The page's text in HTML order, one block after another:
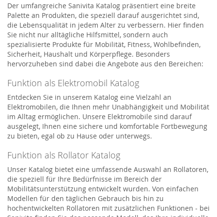
Der umfangreiche Sanivita Katalog präsentiert eine breite
Palette an Produkten, die speziell darauf ausgerichtet sind,
die Lebensqualität in jedem Alter zu verbessern. Hier finden
Sie nicht nur alltägliche Hilfsmittel, sondern auch
spezialisierte Produkte für Mobilität, Fitness, Wohlbefinden,
Sicherheit, Haushalt und Körperpflege. Besonders
hervorzuheben sind dabei die Angebote aus den Bereichen:
Funktion als Elektromobil Katalog
Entdecken Sie in unserem Katalog eine Vielzahl an
Elektromobilen, die Ihnen mehr Unabhängigkeit und Mobilität
im Alltag ermöglichen. Unsere Elektromobile sind darauf
ausgelegt, Ihnen eine sichere und komfortable Fortbewegung
zu bieten, egal ob zu Hause oder unterwegs.
Funktion als Rollator Katalog
Unser Katalog bietet eine umfassende Auswahl an Rollatoren,
die speziell für Ihre Bedürfnisse im Bereich der
Mobilitätsunterstützung entwickelt wurden. Von einfachen
Modellen für den täglichen Gebrauch bis hin zu
hochentwickelten Rollatoren mit zusätzlichen Funktionen - bei